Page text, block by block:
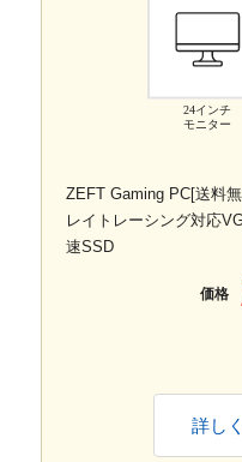
24インチ
モニター
ZEFT Gaming PC[送料
レイトレーシング対応
速SSD
価格
詳し